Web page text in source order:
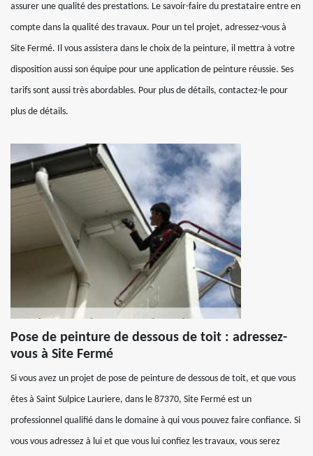
assurer une qualité des prestations. Le savoir-faire du prestataire entre en
compte dans la qualité des travaux. Pour un tel projet, adressez-vous à
Site Fermé. Il vous assistera dans le choix de la peinture, il mettra à votre
disposition aussi son équipe pour une application de peinture réussie. Ses
tarifs sont aussi très abordables. Pour plus de détails, contactez-le pour
plus de détails.
Pose de peinture de dessous de toit : adressez-
vous à Site Fermé
Si vous avez un projet de pose de peinture de dessous de toit, et que vous
êtes à Saint Sulpice Lauriere, dans le 87370, Site Fermé est un
professionnel qualifié dans le domaine à qui vous pouvez faire confiance. Si
vous vous adressez à lui et que vous lui confiez les travaux, vous serez